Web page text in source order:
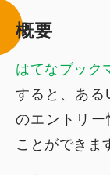
概要
はてなブック
すると、ある
のエントリ
ことができま